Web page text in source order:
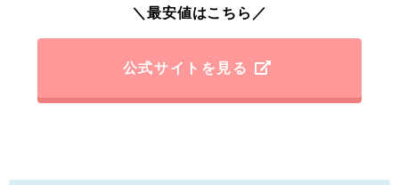
＼最安値はこちら／
公式サイトを見る